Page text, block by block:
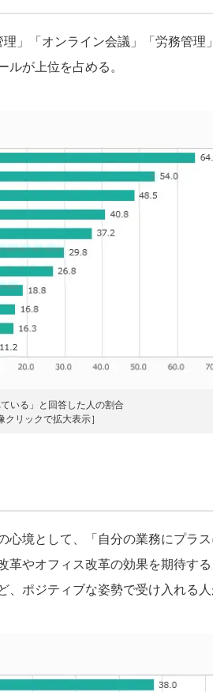
」「オンライン会議」「労務管理
が上位を占める。
いる」と回答した人の割合
クリックで拡大表示］
境として、「自分の業務にプラ
革やオフィス改革の効果を期待す
ポジティブな姿勢で受け入れる人